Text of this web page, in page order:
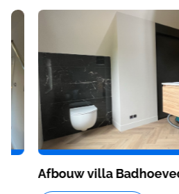
Afbouw villa Badhoevedorp